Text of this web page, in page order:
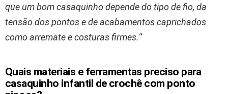
que um bom casaquinho depende do tipo de fio, da
tensão dos pontos e de acabamentos caprichados
como arremate e costuras firmes.“
Quais materiais e ferramentas preciso para
casaquinho infantil de crochê com ponto